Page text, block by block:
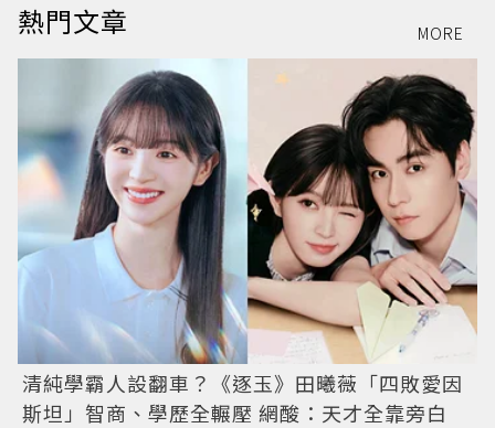
熱門文章 MORE
清純學霸人設翻車？《逐玉》田曦薇「四敗愛因
斯坦」智商、學歷全輾壓 網酸：天才全靠旁白